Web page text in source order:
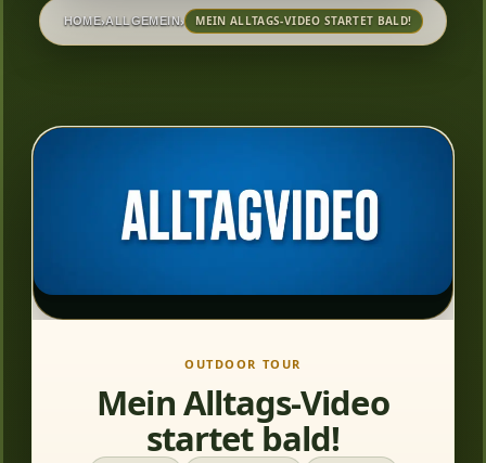
HOME›ALLGEMEIN› MEIN ALLTAGS-VIDEO STARTET BALD!
OUTDOOR TOUR
Mein Alltags-Video
startet bald!